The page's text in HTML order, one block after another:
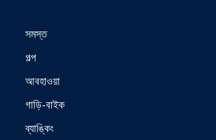
সমস্ত
গল্প
আবহাওয়া
গাড়ি-বাইক
ব্যাঙ্কিং